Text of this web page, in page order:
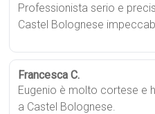
Professionista serio e
Castel Bolognese
Francesca C.
Eugenio è molto cortese e
a Castel Bolognese.